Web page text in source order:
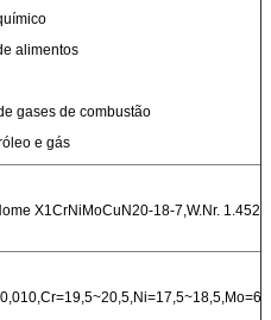
alimentos
gases de combustão
e gás
X1CrNiMoCuN20-18-7,W.Nr.